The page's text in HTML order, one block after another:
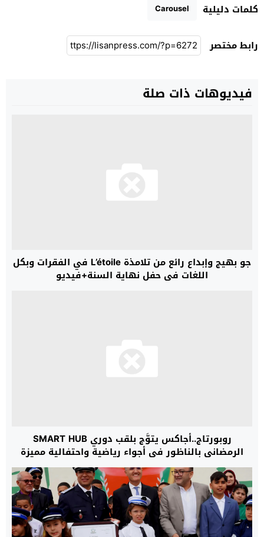
كلمات دليلية Carousel
رابط مختصر
فيديوهات ذات صلة
جو بهيج وإبداع رائع من تلامذة L’étoile في الفقرات وبكل
اللغات في حفل نهاية السنة+فيديو
روبورتاج..أجاكس يتوَّج بلقب دوري SMART HUB
الرمضاني بالناظور في أجواء رياضية واحتفالية مميزة